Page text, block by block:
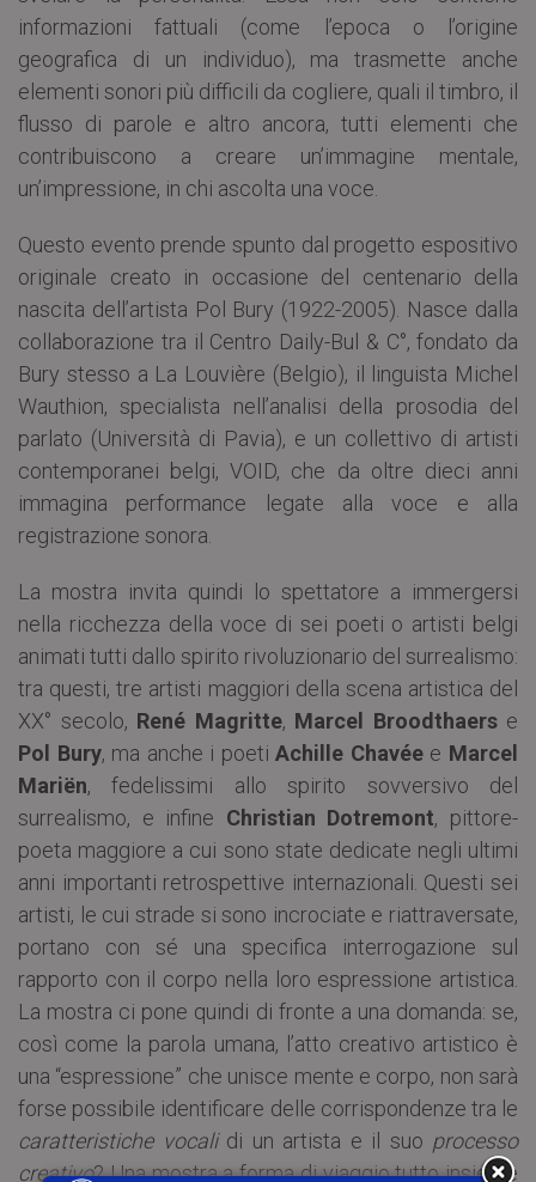
informazioni fattuali (come l’epoca o l’origine
geografica di un individuo), ma trasmette anche
elementi sonori più difficili da cogliere, quali il timbro, il
flusso di parole e altro ancora, tutti elementi che
contribuiscono a creare un’immagine mentale,
un’impressione, in chi ascolta una voce.
Questo evento prende spunto dal progetto espositivo
originale creato in occasione del centenario della
nascita dell’artista Pol Bury (1922-2005). Nasce dalla
collaborazione tra il Centro Daily-Bul & C°, fondato da
Bury stesso a La Louvière (Belgio), il linguista Michel
Wauthion, specialista nell’analisi della prosodia del
parlato (Università di Pavia), e un collettivo di artisti
contemporanei belgi, VOID, che da oltre dieci anni
immagina performance legate alla voce e alla
registrazione sonora.
La mostra invita quindi lo spettatore a immergersi
nella ricchezza della voce di sei poeti o artisti belgi
animati tutti dallo spirito rivoluzionario del surrealismo:
tra questi, tre artisti maggiori della scena artistica del
XX° secolo, René Magritte, Marcel Broodthaerse
Pol Bury, ma anche i poetiAchille Chavéee Marcel
Mariën, fedelissimi allo spirito sovversivo del
surrealismo, e infine Christian Dotremont, pittore-
poeta maggiore a cui sono state dedicate negli ultimi
anni importanti retrospettive internazionali. Questi sei
artisti, le cui strade si sono incrociate e riattraversate,
portano con sé una specifica interrogazione sul
rapporto con il corpo nella loro espressione artistica.
La mostra ci pone quindi di fronte a una domanda: se,
così come la parola umana, l’atto creativo artistico è
una “espressione” che unisce mente e corpo, non sarà
forse possibile identificare delle corrispondenze tra le
caratteristiche vocalidi un artista e il suo processo
creativo? Una mostra a forma di viaggio tutto insieme